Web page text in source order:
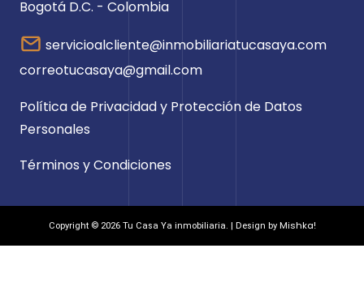
Bogotá D.C. - Colombia
servicioalcliente@inmobiliariatucasaya.com
correotucasaya@gmail.com
Política de Privacidad y Protección de Datos
Personales
Términos y Condiciones
Copyright © 2026 Tu Casa Ya inmobiliaria. | Design by Mishka!